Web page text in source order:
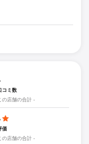
コミ数
の店舗の合計 -
価
の店舗の合計 -